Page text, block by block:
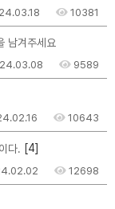
10381
남겨주세요
9589
10643
다. [4]
12698